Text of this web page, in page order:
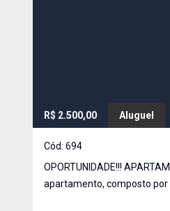
R$ 2.500,00 Aluguel
Cód: 694
OPORTUNIDADE!!!
apartamento, composto por